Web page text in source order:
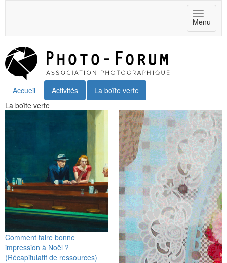
Toggle
Menu
Accueil Activités
La boîte verte
La boîte verte
Comment faire bonne
impression à Noël ?
(Récapitulatif de ressources)